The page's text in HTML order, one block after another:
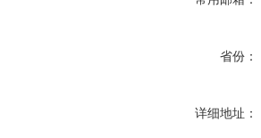
省份：
详细地址：